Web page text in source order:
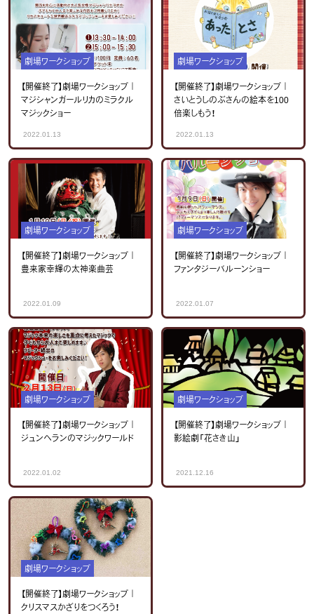
劇場ワークショップ
【開催終了】劇場ワークショップ｜
マジシャンガールリカのミラクル
マジックショー
2022.01.13
劇場ワークショップ
【開催終了】劇場ワークショップ｜
さいとうしのぶさんの絵本を100
倍楽しもう！
2022.01.13
劇場ワークショップ
【開催終了】劇場ワークショップ｜
豊来家幸輝の太神楽曲芸
2022.01.09
劇場ワークショップ
【開催終了】劇場ワークショップ｜
ファンタジーバルーンショー
2022.01.07
劇場ワークショップ
【開催終了】劇場ワークショップ｜
ジュンヘランのマジックワールド
2022.01.02
劇場ワークショップ
【開催終了】劇場ワークショップ｜
影絵劇「花さき山」
2021.12.16
劇場ワークショップ
【開催終了】劇場ワークショップ｜
クリスマスかざりをつくろう！